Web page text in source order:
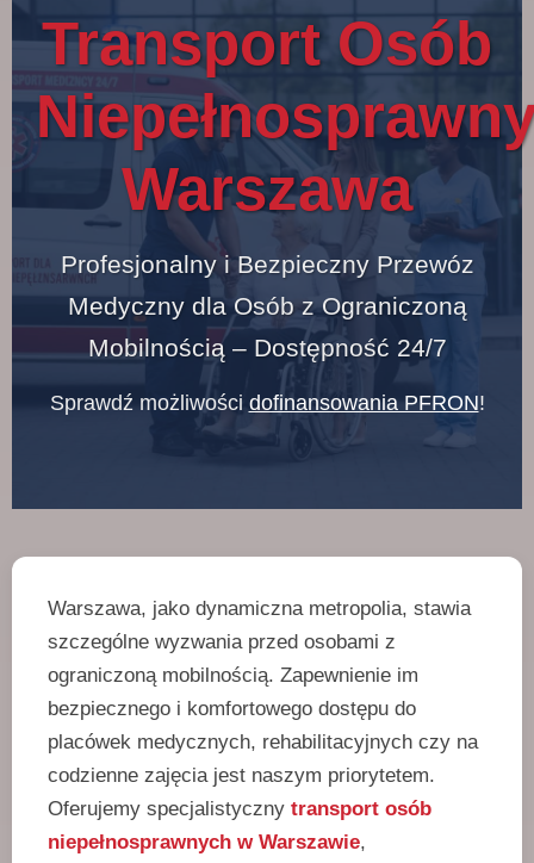
Transport Osób
Warszawa
Profesjonalny i Bezpieczny Przewóz
Medyczny dla Osób z Ograniczoną
Mobilnością – Dostępność 24/7
Sprawdź możliwości dofinansowania PFRON!
Warszawa, jako dynamiczna metropolia, stawia
szczególne wyzwania przed osobami z
ograniczoną mobilnością. Zapewnienie im
bezpiecznego i komfortowego dostępu do
placówek medycznych, rehabilitacyjnych czy na
codzienne zajęcia jest naszym priorytetem.
Oferujemy specjalistyczny transport osób
niepełnosprawnych w Warszawie,